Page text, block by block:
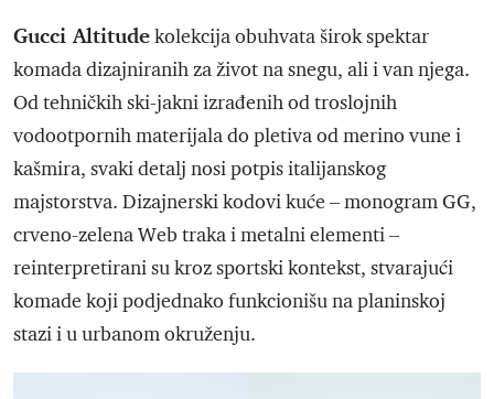
Gucci Altitudekolekcija obuhvata širok spektar
komada dizajniranih za život na snegu, ali i van njega.
Od tehničkih ski-jakni izrađenih od troslojnih
vodootpornih materijala do pletiva od merino vune i
kašmira, svaki detalj nosi potpis italijanskog
majstorstva. Dizajnerski kodovi kuće – monogram GG,
crveno-zelena Web traka i metalni elementi –
reinterpretirani su kroz sportski kontekst, stvarajući
komade koji podjednako funkcionišu na planinskoj
stazi i u urbanom okruženju.